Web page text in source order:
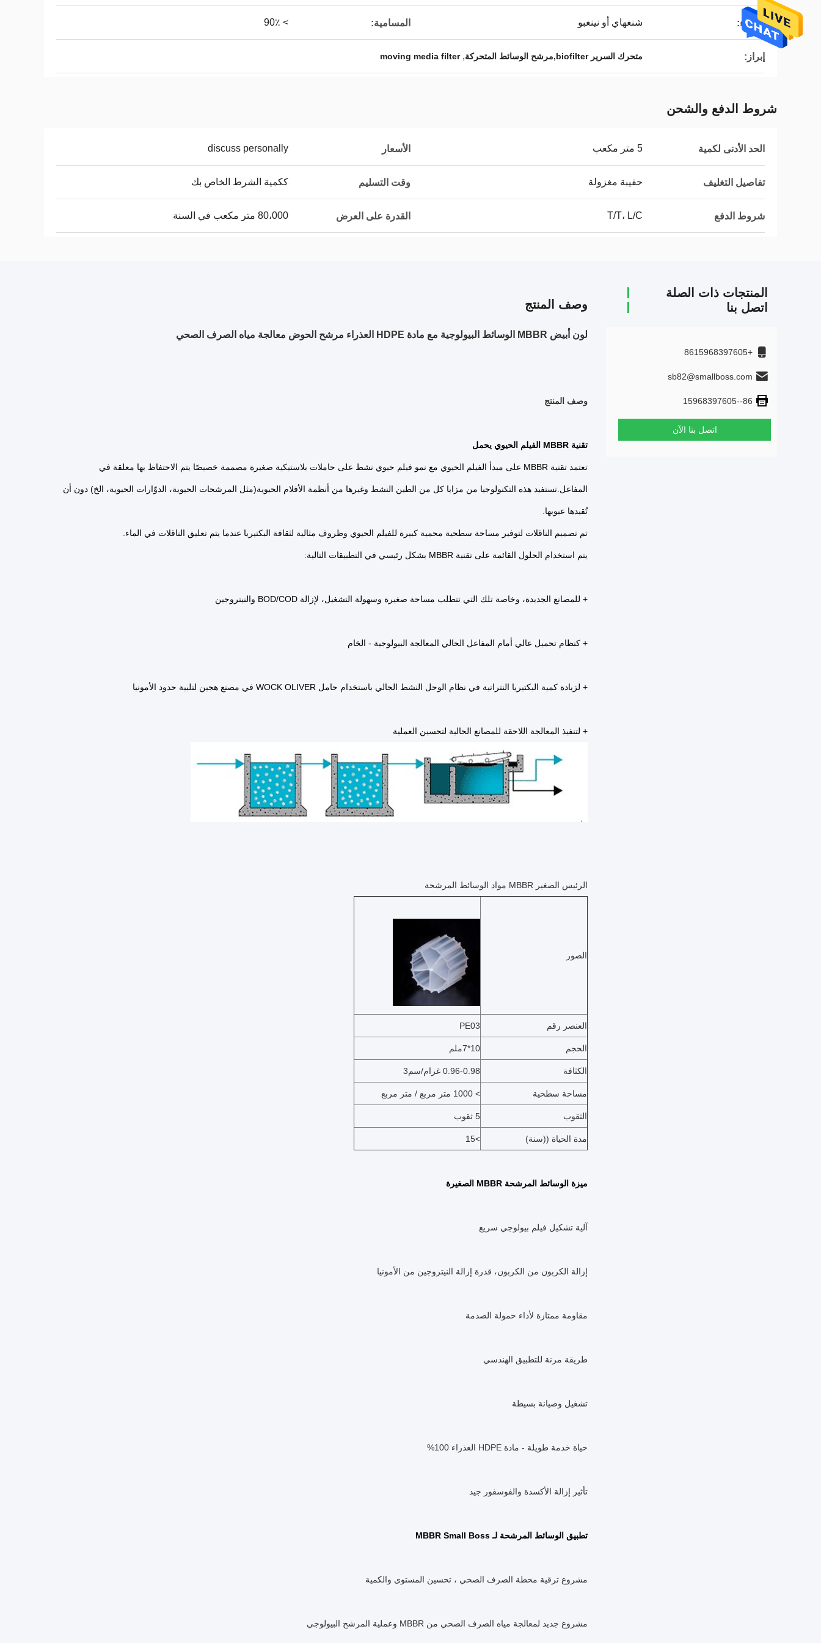
الميناء: شنغهاي أو نينغبو المسامية: > 90٪
إبراز: متحرك السرير biofilter,مرشح الوسائط المتحركة ,
moving media filter
شروط الدفع والشحن
الحد الأدنى لكمية 5 متر مكعب الأسعار discuss personally
تفاصيل التغليف حقيبة مغزولة وقت التسليم ككمية الشرط الخاص بك
شروط الدفع T/T، L/C القدرة على العرض 80،000 متر مكعب في السنة
المنتجات ذات الصلة
اتصل بنا
+8615968397605
sb82@smallboss.com
86--15968397605
اتصل بنا الآن
وصف المنتج
لون أبيض MBBR الوسائط البيولوجية مع مادة HDPE العذراء مرشح الحوض معالجة مياه الصرف الصحي
وصف المنتج
تقنية MBBR الفيلم الحيوي يحمل
تعتمد تقنية MBBR على مبدأ الفيلم الحيوي مع نمو فيلم حيوي نشط على حاملات بلاستيكية صغيرة مصممة خصيصًا يتم الاحتفاظ بها معلقة في
المفاعل.تستفيد هذه التكنولوجيا من مزايا كل من الطين النشط وغيرها من أنظمة الأفلام الحيوية(مثل المرشحات الحيوية، الدوّارات الحيوية، الخ) دون أن
تُقيدها عيوبها.
تم تصميم الناقلات لتوفير مساحة سطحية محمية كبيرة للفيلم الحيوي وظروف مثالية لثقافة البكتيريا عندما يتم تعليق الناقلات في الماء.
يتم استخدام الحلول القائمة على تقنية MBBR بشكل رئيسي في التطبيقات التالية:
+ للمصانع الجديدة، وخاصة تلك التي تتطلب مساحة صغيرة وسهولة التشغيل، لإزالة BOD/COD والنيتروجين
+ كنظام تحميل عالي أمام المفاعل الحالي المعالجة البيولوجية - الخام
+ لزيادة كمية البكتيريا النتراتية في نظام الوحل النشط الحالي باستخدام حامل WOCK OLIVER في مصنع هجين لتلبية حدود الأمونيا
+ لتنفيذ المعالجة اللاحقة للمصانع الحالية لتحسين العملية
الرئيس الصغير MBBR مواد الوسائط المرشحة
الصور
العنصر رقم PE03
الحجم 10*7ملم
الكثافة 0.96-0.98 غرام/سم3
مساحة سطحية > 1000 متر مربع / متر مربع
الثقوب 5 ثقوب
مدة الحياة ((سنة) >15
ميزة الوسائط المرشحة MBBR الصغيرة
آلية تشكيل فيلم بيولوجي سريع
إزالة الكربون من الكربون، قدرة إزالة النيتروجين من الأمونيا
مقاومة ممتازة لأداء حمولة الصدمة
طريقة مرنة للتطبيق الهندسي
تشغيل وصيانة بسيطة
حياة خدمة طويلة - مادة HDPE العذراء 100%
تأثير إزالة الأكسدة والفوسفور جيد
تطبيق الوسائط المرشحة لـ MBBR Small Boss
مشروع ترقية محطة الصرف الصحي ، تحسين المستوى والكمية
مشروع جديد لمعالجة مياه الصرف الصحي من MBBR وعملية المرشح البيولوجي